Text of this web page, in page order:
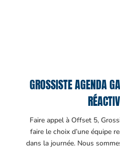
GROSSISTE AGENDA
Faire appel à Offset 5,
faire le choix d’une équipe
dans la journée. Nous